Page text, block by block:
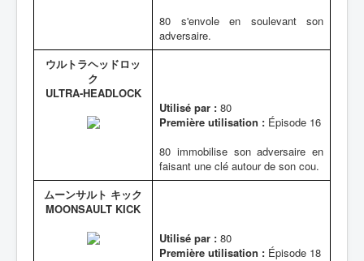
80 s'envole en soulevant son
adversaire.
ウルトラヘッドロッ
ク
ULTRA-HEADLOCK
Utilisé par : 80
Première utilisation : Épisode 16
80 immobilise son adversaire en
faisant une clé autour de son cou.
ムーンサルト キック
MOONSAULT KICK
Utilisé par : 80
Première utilisation : Épisode 18